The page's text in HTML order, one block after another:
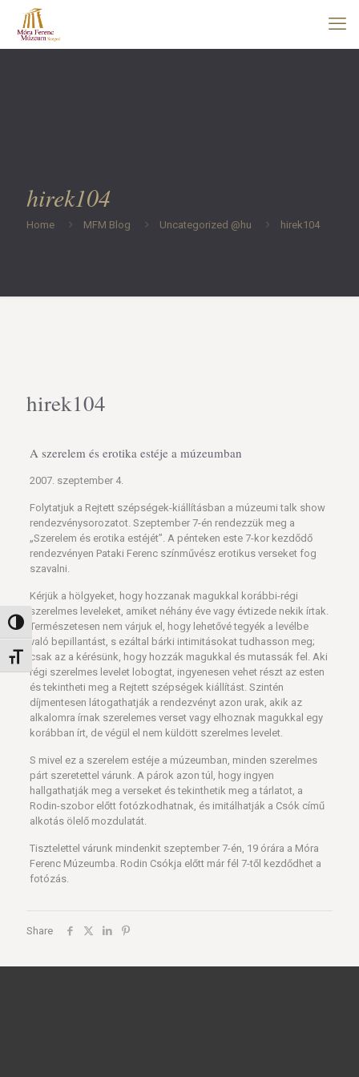
Nagy kontraszt váltása
Betűméret váltása
hirek104
Home MFM Blog Uncategorized @hu hirek104
hirek104
A szerelem és erotika estéje a múzeumban
2007. szeptember 4.
Folytatjuk a Rejtett szépségek-kiállításban a múzeumi talk show
rendezvénysorozatot. Szeptember 7-én rendezzük meg a
„Szerelem és erotika estéjét”. A pénteken este 7-kor kezdődő
rendezvényen Pataki Ferenc színművész erotikus verseket fog
szavalni.
Kérjük a hölgyeket, hogy hozzanak magukkal korábbi-régi
szerelmes leveleket, amiket néhány éve vagy évtizede nekik írtak.
Természetesen nem várjuk el, hogy lehetővé tegyék a levélbe
való bepillantást, s ezáltal bárki intimitásokat tudhasson meg;
csak az a kérésünk, hogy hozzák magukkal és mutassák fel. Aki
régi szerelmes levelet lobogtat, ingyenesen vehet részt az esten
és tekintheti meg a Rejtett szépségek kiállítást. Szintén
díjmentesen látogathatják a rendezvényt azon urak, akik az
alkalomra írnak szerelemes verset vagy elhoznak magukkal egy
korábban írt, de végül el nem küldött szerelmes levelet.
S mivel ez a szerelem estéje a múzeumban, minden szerelmes
párt szeretettel várunk. A párok azon túl, hogy ingyen
hallgathatják meg a verseket és tekinthetik meg a tárlatot, a
Rodin-szobor előtt fotózkodhatnak, és imitálhatják a Csók című
alkotás ölelő mozdulatát.
Tisztelettel várunk mindenkit szeptember 7-én, 19 órára a Móra
Ferenc Múzeumba. Rodin Csókja előtt már fél 7-től kezdődhet a
fotózás.
Share